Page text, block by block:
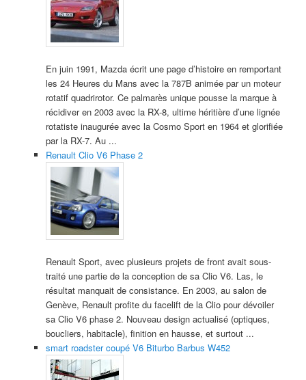
En juin 1991, Mazda écrit une page d’histoire en remportant
les 24 Heures du Mans avec la 787B animée par un moteur
rotatif quadrirotor. Ce palmarès unique pousse la marque à
récidiver en 2003 avec la RX-8, ultime héritière d’une lignée
rotatiste inaugurée avec la Cosmo Sport en 1964 et glorifiée
par la RX-7. Au ...
Renault Clio V6 Phase 2
Renault Sport, avec plusieurs projets de front avait sous-
traité une partie de la conception de sa Clio V6. Las, le
résultat manquait de consistance. En 2003, au salon de
Genève, Renault profite du facelift de la Clio pour dévoiler
sa Clio V6 phase 2. Nouveau design actualisé (optiques,
boucliers, habitacle), finition en hausse, et surtout ...
smart roadster coupé V6 Biturbo Barbus W452